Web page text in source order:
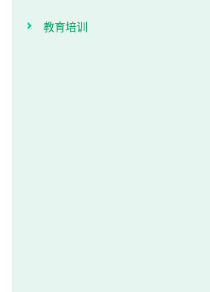
教育培训